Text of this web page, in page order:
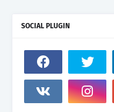
SOCIAL PLUGIN